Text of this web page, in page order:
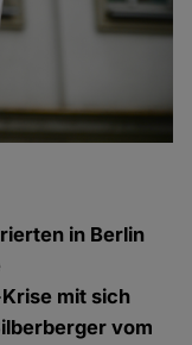
in Berlin
mit sich
vom